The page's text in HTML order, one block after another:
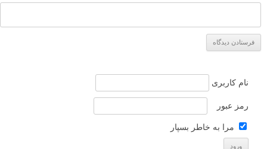
آموزش عکاسی از طلوع ماه در نقطه دقیق
کننده با نور طبیعی